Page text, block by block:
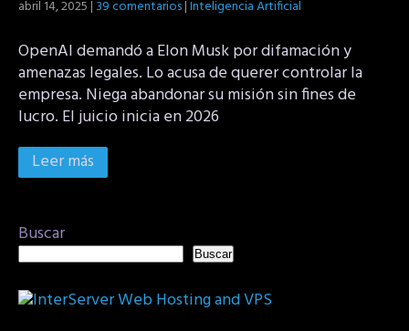
abril 14, 2025| 39 comentarios|Inteligencia Artificial
OpenAI demandó a Elon Musk por difamación y
amenazas legales. Lo acusa de querer controlar la
empresa. Niega abandonar su misión sin fines de
lucro. El juicio inicia en 2026
Leer más
Buscar
Buscar